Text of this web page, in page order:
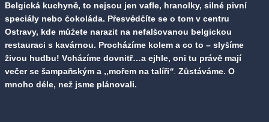
Belgická kuchyně, to nejsou jen vafle, hranolky, silné pivní
speciály nebo čokoláda. Přesvědčíte se o tom v centru
Ostravy, kde můžete narazit na nefalšovanou belgickou
restauraci s kavárnou. Procházíme kolem a co to – slyšíme
živou hudbu! Vcházíme dovnitř…a ejhle, oni tu právě mají
večer se šampaňským a ,,mořem na talíři“ Zůstáváme. O
mnoho déle, než jsme plánovali.